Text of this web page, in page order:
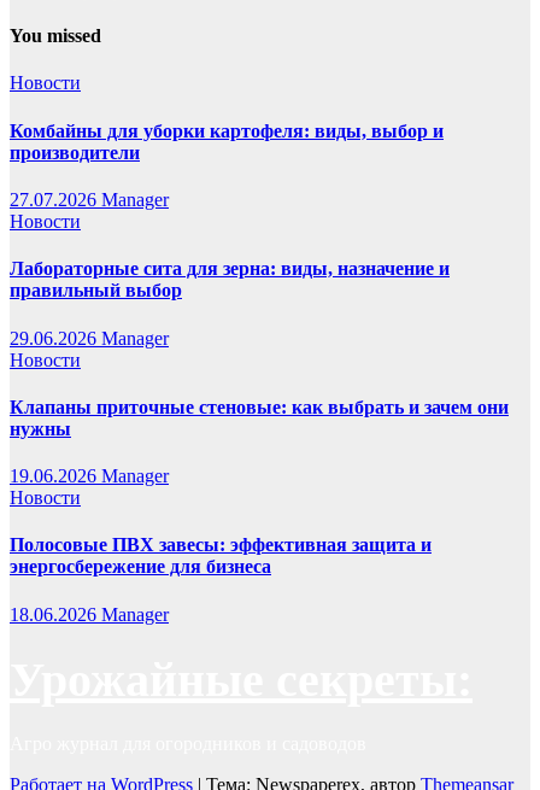
You missed
Новости
Комбайны для уборки картофеля: виды, выбор и
производители
27.07.2026 Manager
Новости
Лабораторные сита для зерна: виды, назначение и
правильный выбор
29.06.2026 Manager
Новости
Клапаны приточные стеновые: как выбрать и зачем они
нужны
19.06.2026 Manager
Новости
Полосовые ПВХ завесы: эффективная защита и
энергосбережение для бизнеса
18.06.2026 Manager
Работает на WordPress
Тема: Newspaperex, автор Themeansar